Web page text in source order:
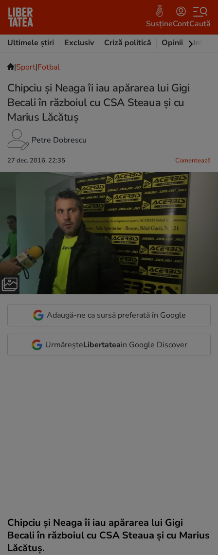
SusțineContCaută
Ultimele știri
Exclusiv Criză politică Opinii
|Sport|Fotbal
Chipciu și Neaga îi iau apărarea lui Gigi
Becali în războiul cu CSA Steaua și cu
Marius Lăcătuș
Petre Dobrescu
27 dec. 2016, 22:35 Comentează
Adaugă-ne ca sursă preferată în Google
UrmăreșteLibertateain Google Discover
Chipciu și Neaga îi iau apărarea lui Gigi
Becali în războiul cu CSA Steaua și cu Marius
Lăcătuș.